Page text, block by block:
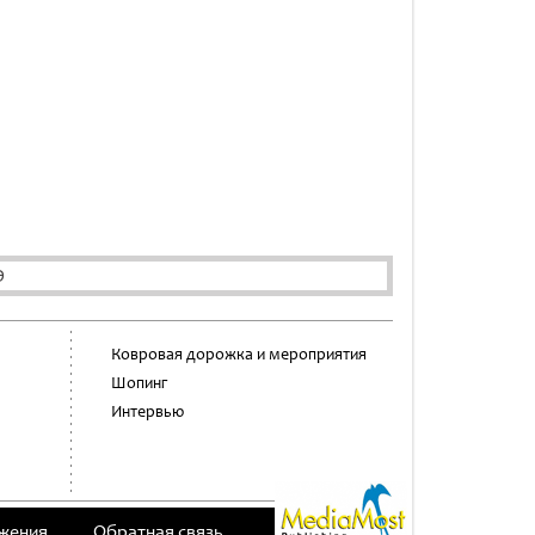
Ковровая дорожка и мероприятия
Шопинг
Интервью